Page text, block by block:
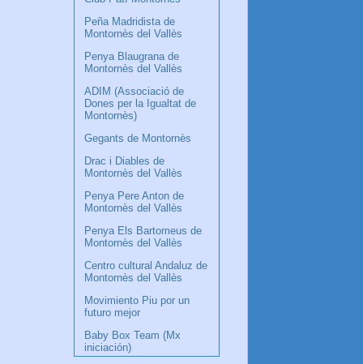
Peña Madridista de
Montornès del Vallès
Penya Blaugrana de
Montornès del Vallès
ADIM (Associació de
Dones per la Igualtat de
Montornès)
Gegants de Montornès
Drac i Diables de
Montornès del Vallès
Penya Pere Anton de
Montornès del Vallès
Penya Els Bartomeus de
Montornès del Vallès
Centro cultural Andaluz de
Montornès del Vallès
Movimiento Piu por un
futuro mejor
Baby Box Team (Mx
iniciación)